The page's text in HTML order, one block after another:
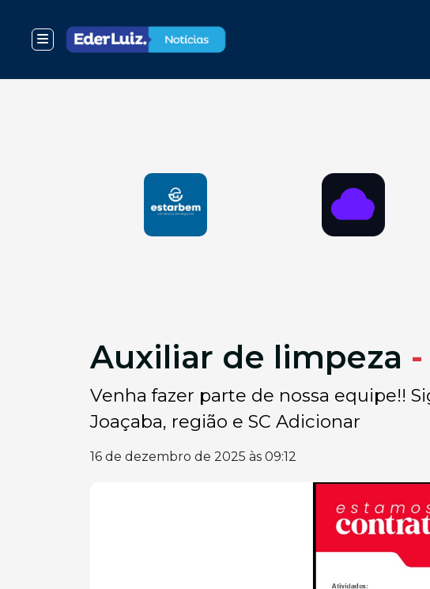
Auxiliar de limpeza
Venha fazer parte de nossa equipe!!
Joaçaba, região e SC Adicionar
16 de dezembro de 2025 às 09:12